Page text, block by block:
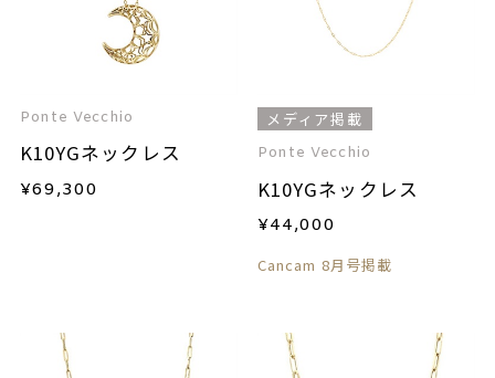
Ponte Vecchio
K10YGネックレス
¥69,300
メディア掲載
Ponte Vecchio
K10YGネックレス
¥44,000
Cancam 8月号掲載